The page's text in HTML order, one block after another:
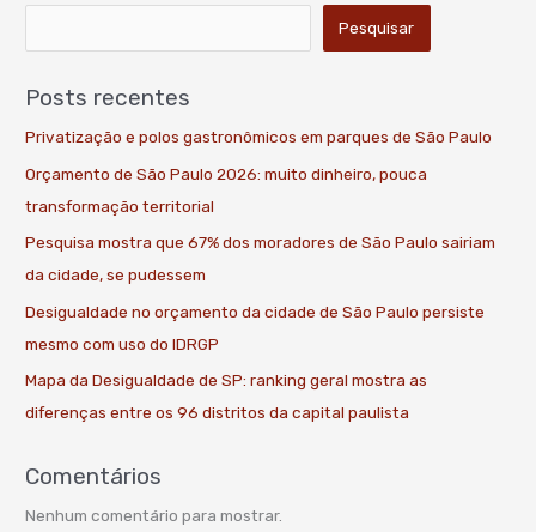
Pesquisar
Posts recentes
Privatização e polos gastronômicos em parques de São Paulo
Orçamento de São Paulo 2026: muito dinheiro, pouca
transformação territorial
Pesquisa mostra que 67% dos moradores de São Paulo sairiam
da cidade, se pudessem
Desigualdade no orçamento da cidade de São Paulo persiste
mesmo com uso do IDRGP
Mapa da Desigualdade de SP: ranking geral mostra as
diferenças entre os 96 distritos da capital paulista
Comentários
Nenhum comentário para mostrar.